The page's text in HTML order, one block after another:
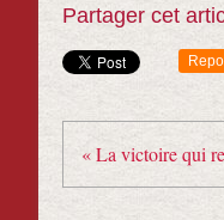
Partager cet
« La victoire qui